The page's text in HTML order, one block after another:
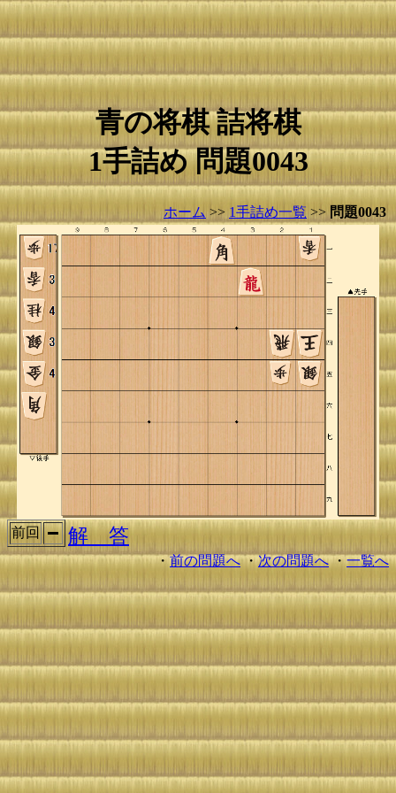
青の将棋 詰将棋
1手詰め 問題0043
ホーム >> 1手詰め一覧 >> 問題0043
前回 解 答
・前の問題へ・次の問題へ・一覧へ